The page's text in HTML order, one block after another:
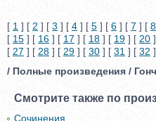
[ 1 ] [ 2 ] [ 3 ] [ 4 ] [ 5 ] [ 6 ] [ 7 ] [ 8
[ 15 ] [ 16 ] [ 17 ] [ 18 ] [ 19 ] [ 20
[ 27 ] [ 28 ] [ 29 ] [ 30 ] [ 31 ] [ 32
/ Полные произведения /
Смотрите также по
Сочинения